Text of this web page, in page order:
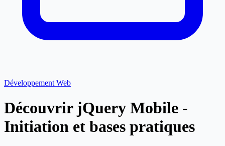
Développement Web
Découvrir jQuery Mobile -
Initiation et bases pratiques